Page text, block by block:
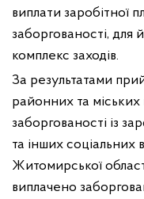
виплати заробітної
заборгованості, для
комплекс заходів.
За результатами
районних та міських
заборгованості із
та інших соціальних
Житомирської
виплачено